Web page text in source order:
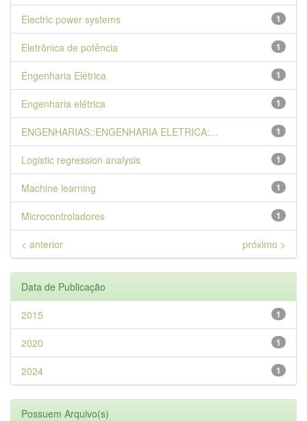
1
Electric power systems
1
Eletrônica de potência
1
Engenharia Elétrica
1
Engenharia elétrica
1
ENGENHARIAS::ENGENHARIA ELETRICA:...
1
Logistic regression analysis
1
Machine learning
1
Microcontroladores
< anterior próximo >
Data de Publicação
1
2015
1
2020
1
2024
Possuem Arquivo(s)